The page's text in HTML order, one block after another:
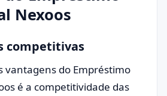
Nexoos
competitivas
vantagens do Empréstimo
é a competitividade das